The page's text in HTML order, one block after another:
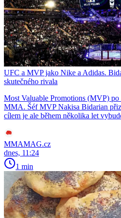
UFC a MVP jako Nike a Adidas.
skutečného rivala
Most Valuable Promotions (MVP)
MMA. Šéf MVP Nakisa Bidarian
cílem je ale během několika let
MMAMAG.cz
dnes, 11:24
1 min